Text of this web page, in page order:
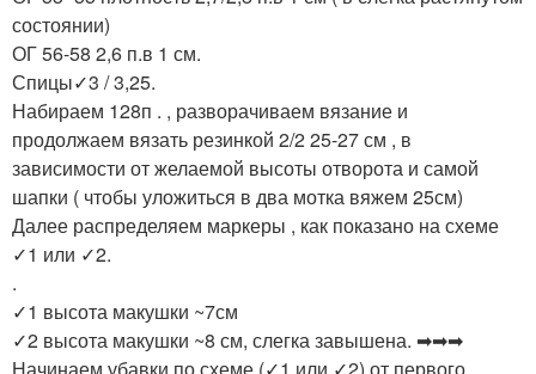
состоянии)
ОГ 56-58 2,6 п.в 1 см.
Спицы✓3 / 3,25.
Набираем 128п . , разворачиваем вязание и
продолжаем вязать резинкой 2/2 25-27 см , в
зависимости от желаемой высоты отворота и самой
шапки ( чтобы уложиться в два мотка вяжем 25см)
Далее распределяем маркеры , как показано на схеме
✓1 или ✓2.
.
✓1 высота макушки ~7см
✓2 высота макушки ~8 см, слегка завышена. ➡➡➡